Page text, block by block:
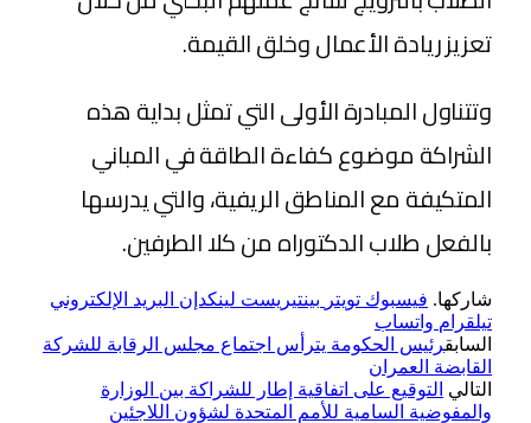
تعزيز ريادة الأعمال وخلق القيمة.
وتتناول المبادرة الأولى التي تمثل بداية هذه
الشراكة موضوع كفاءة الطاقة في المباني
المتكيفة مع المناطق الريفية، والتي يدرسها
بالفعل طلاب الدكتوراه من كلا الطرفين.
شاركها. فيسبوك تويتر بينتيريست لينكدإن البريد الإلكتروني
تيلقرام واتساب
السابقرئيس الحكومة يترأس اجتماع مجلس الرقابة للشركة
القابضة العمران
التالي التوقيع على اتفاقية إطار للشراكة بين الوزارة
والمفوضية السامية للأمم المتحدة لشؤون اللاجئين